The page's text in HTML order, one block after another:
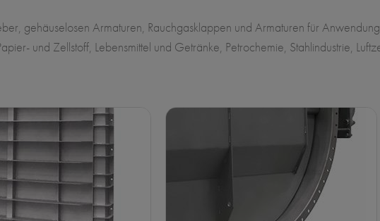
gehäuselosen Armaturen, Rauchgasklappen und Armaturen für
und Zellstoff, Lebensmittel und Getränke, Petrochemie, Stahlindustrie,